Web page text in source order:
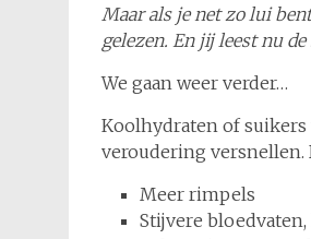
Maar als je net zo lui
gelezen. En jij leest nu
We gaan weer verder…
Koolhydraten of
veroudering versnellen.
Meer rimpels
Stijvere